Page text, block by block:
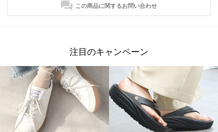
この商品に関するお問い合わせ
注目のキャンペーン